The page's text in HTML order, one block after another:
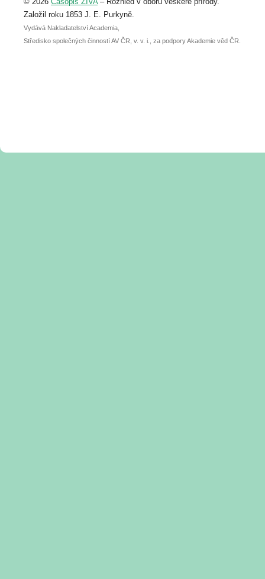
abstraktu přihlášené přednášky nebo
posteru je už 30. června.
Založil roku 1853 J. E. Purkyně.
Vydává Nakladatelství Academia,
Středisko společných činností AV ČR, v. v. i., za podpory Akademie věd ČR.